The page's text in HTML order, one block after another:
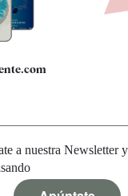
a nuestra Newsletter